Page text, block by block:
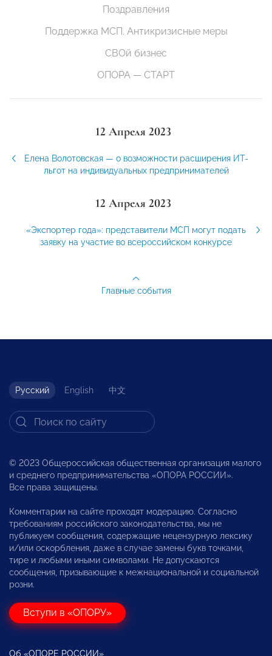
Поздравления
Поддержка МСП. Антикризисные меры
СВОй бизнес
ОПОРА — СТАРТ
12 Апреля 2023
Елена Волотовская — о возможности расширения ИТ-
льгот на индивидуальных предпринимателей
12 Апреля 2023
«Экспортер года»: представители МСП могут подать
заявку на участие во всероссийском конкурсе
Главные события
Русский English 中文
© 2023 Общероссийская общественная организация малого
и среднего предпринимательства «ОПОРА РОССИИ».
Все права защищены.
Комментарии на сайте проходят модерацию. Согласно
требованиям российского законодательства, мы не
публикуем сообщения, содержащие нецензурную лексику
и/или оскорбления, даже в случае замены букв точками,
тире и любыми иными символами. Не допускаются
сообщения, призывающие к межнациональной и социальной
розни.
Вступи в «ОПОРУ»
Об «ОПОРЕ РОССИИ»